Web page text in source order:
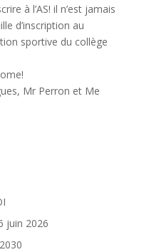
à l’AS! il n’est jamais
d’inscription au
sportive du collège
Mr Perron et Me
juin 2026